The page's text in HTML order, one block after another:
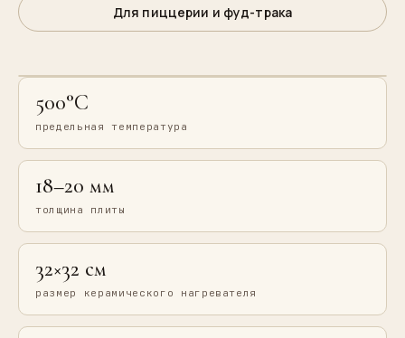
Для пиццерии и фуд-трака
500°C
предельная температура
18–20 мм
толщина плиты
32×32 см
размер керамического нагревателя